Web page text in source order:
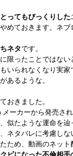
ってもびっくりした
めておきます。ネブ
ネタです。
限ったことではな
いられなくなり実
あるような。
おきました。
メーカーから発売さ
似たような運命を辿
タバレに考慮しな
め、動画のネット